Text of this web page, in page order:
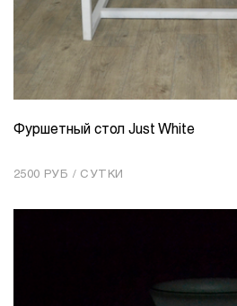
КОЛИЧЕСТВО 1
Фуршетный стол Just White
2500 РУБ / СУТКИ